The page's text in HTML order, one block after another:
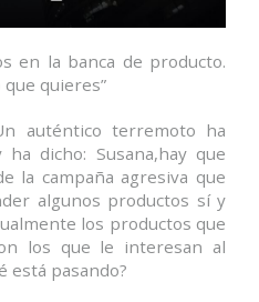
en la banca de producto.
quieres”
auténtico terremoto ha
dicho: Susana,hay que
la campaña agresiva que
algunos productos sí y
los productos que
los que le interesan al
está pasando?